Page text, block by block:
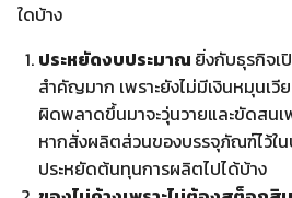
ใดบ้าง
ประหยัดงบประมาณ ยิ่งกับธุรกิจเ
สำคัญมาก เพราะยังไม่มีเงินหมุนเวี
ผิดพลาดขึ้นมาจะวุ่นวายและขัดสนเ
หากสั่งผลิตส่วนของบรรจุภัณฑ์ไว้ใ
ประหยัดต้นทุนการผลิตไปได้บ้าง